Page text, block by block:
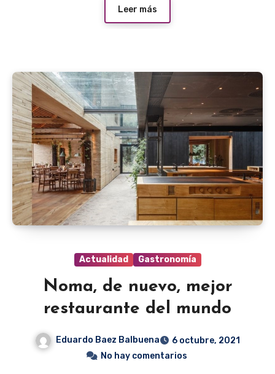
Leer más
Actualidad Gastronomía
Noma, de nuevo, mejor
restaurante del mundo
Eduardo Baez Balbuena
6 octubre, 2021
No hay comentarios